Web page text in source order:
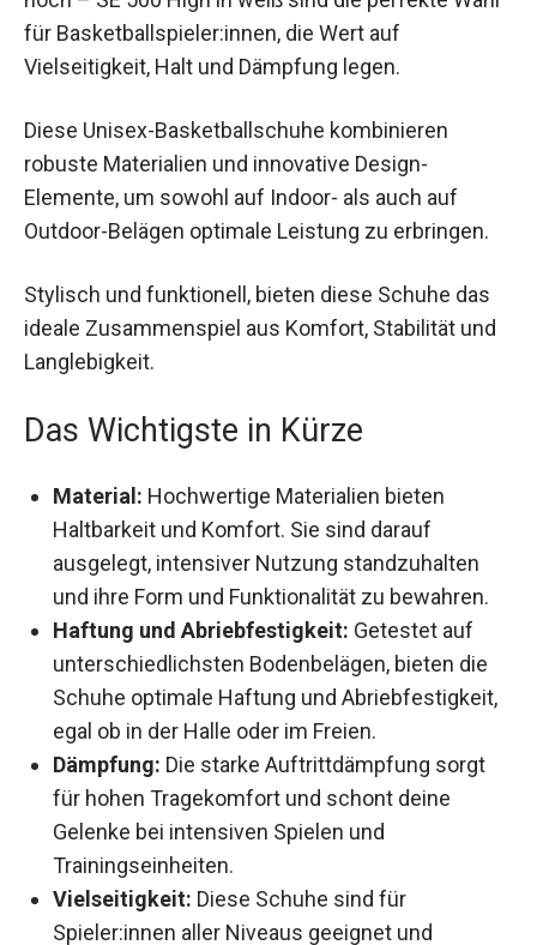
Wahl für Basketballspieler:innen, die Wert auf
Vielseitigkeit, Halt und Dämpfung legen.
robuste Materialien und innovative Design-
Elemente, um sowohl auf Indoor- als auch auf
Outdoor-Belägen optimale Leistung zu erbringen.
ideale Zusammenspiel aus Komfort, Stabilität
und Langlebigkeit.
Das Wichtigste in Kürze
Haltbarkeit und Komfort. Sie sind darauf
ausgelegt, intensiver Nutzung standzuhalten
und ihre Form und Funktionalität zu bewahren.
Haftung und Abriebfestigkeit:Getestet auf
unterschiedlichsten Bodenbelägen, bieten die
Schuhe optimale Haftung und
Abriebfestigkeit, egal ob in der Halle oder im
Freien.
Dämpfung: Die starke Auftrittdämpfung sorgt
für hohen Tragekomfort und schont deine
Gelenke bei intensiven Spielen und
Trainingseinheiten.
Vielseitigkeit: Diese Schuhe sind für